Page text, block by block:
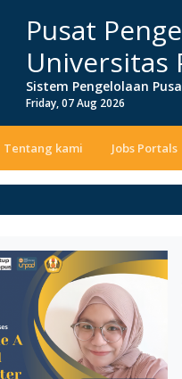
Pusat
Universitas
Sistem Pengelolaan
Friday, 07 Aug 2026
Tentang kami Jobs Portals